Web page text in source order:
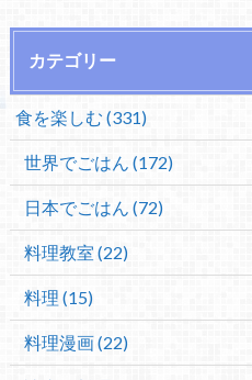
カテゴリー
食を楽しむ (331)
世界でごはん (172)
日本でごはん (72)
料理教室 (22)
料理 (15)
料理漫画 (22)